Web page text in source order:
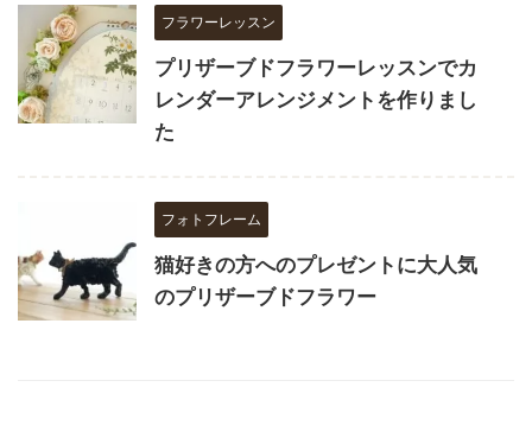
フラワーレッスン
プリザーブドフラワーレッスンでカ
レンダーアレンジメントを作りまし
た
フォトフレーム
猫好きの方へのプレゼントに大人気
のプリザーブドフラワー